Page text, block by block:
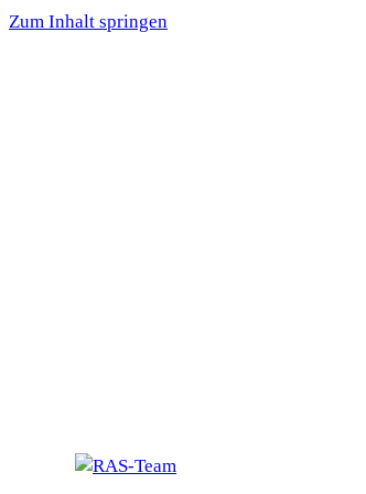
Zum Inhalt springen